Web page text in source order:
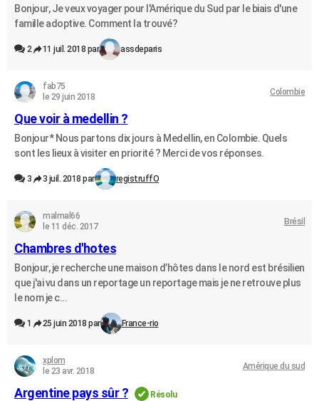
Bonjour, Je veux voyager pour l'Amérique du Sud par le biais d'une
famille adoptive. Comment la trouvé?
2 11 juil. 2018 par assdeparis
fab75
le 29 juin 2018
Colombie
Que voir à medellin ?
Bonjour* Nous partons dix jours à Medellin, en Colombie. Quels
sont les lieux à visiter en priorité ? Merci de vos réponses.
3 3 juil. 2018 par registruffO
malmal66
le 11 déc. 2017
Brésil
Chambres d'hotes
Bonjour, je recherche une maison d’hôtes dans le nord est brésilien
que j'ai vu dans un reportage un reportage mais je ne retrouve plus
le nom je c...
1 25 juin 2018 par France-rio
xplom
le 23 avr. 2018
Amérique du sud
Argentine pays sûr ? Résolu